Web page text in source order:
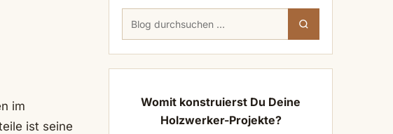
im
ist seine
nach:
Womit konstruierst Du Deine
Holzwerker-Projekte?